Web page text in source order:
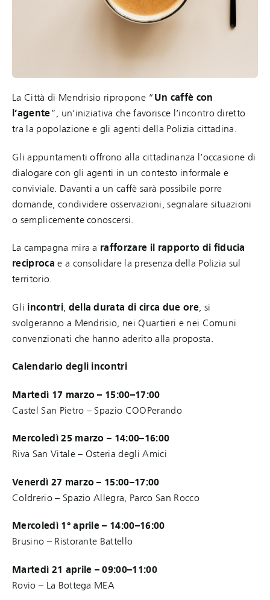
La Città di Mendrisio ripropone “ Un caffè con
l’agente”, un’iniziativa che favorisce l’incontro diretto
tra la popolazione e gli agenti della Polizia cittadina.
Gli appuntamenti offrono alla cittadinanza l’occasione di
dialogare con gli agenti in un contesto informale e
conviviale. Davanti a un caffè sarà possibile porre
domande, condividere osservazioni, segnalare situazioni
o semplicemente conoscersi.
La campagna mira a rafforzare il rapporto di fiducia
reciproca e a consolidare la presenza della Polizia sul
territorio.
Gli incontri, della durata di circa due ore, si
svolgeranno a Mendrisio, nei Quartieri e nei Comuni
convenzionati che hanno aderito alla proposta.
Calendario degli incontri
Martedì 17 marzo – 15:00–17:00
Castel San Pietro – Spazio COOPerando
Mercoledì 25 marzo – 14:00–16:00
Riva San Vitale – Osteria degli Amici
Venerdì 27 marzo – 15:00–17:00
Coldrerio – Spazio Allegra, Parco San Rocco
Mercoledì 1° aprile – 14:00–16:00
Brusino – Ristorante Battello
Martedì 21 aprile – 09:00–11:00
Rovio – La Bottega MEA